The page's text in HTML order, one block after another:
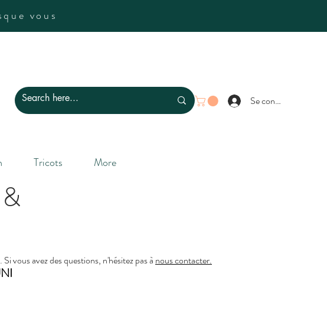
vous
Se connecter
Tricots More
vous avez des questions, n'hésitez pas à nous contacter.